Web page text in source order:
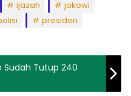
ijazah
jokowi
presiden
Sudah Tutup 240